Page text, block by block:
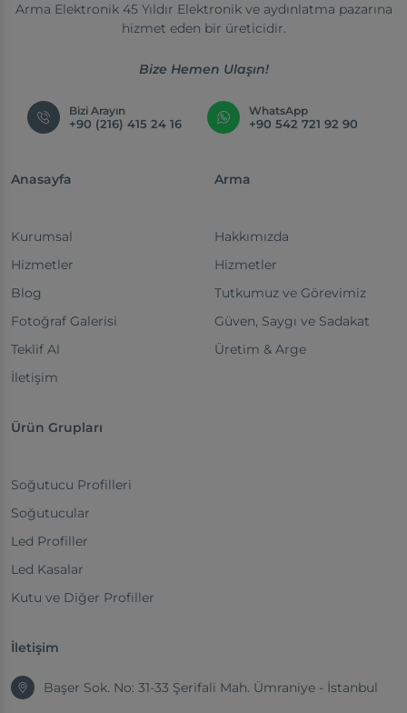
Arma Elektronik 45 Yıldır Elektronik ve aydınlatma pazarına
hizmet eden bir üreticidir.
Bize Hemen Ulaşın!
Bizi Arayın
+90 (216) 415 24 16
WhatsApp
+90 542 721 92 90
Anasayfa
Kurumsal
Hizmetler
Blog
Fotoğraf Galerisi
Teklif Al
İletişim
Arma
Hakkımızda
Hizmetler
Tutkumuz ve Görevimiz
Güven, Saygı ve Sadakat
Üretim & Arge
Ürün Grupları
Soğutucu Profilleri
Soğutucular
Led Profiller
Led Kasalar
Kutu ve Diğer Profiller
İletişim
Başer Sok. No: 31-33 Şerifali Mah. Ümraniye - İstanbul